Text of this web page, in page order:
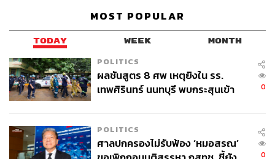
บุคลิกพระเอกของเรื่องที่ดูนิ่งลึก และความตึงเครียดสมฉายา
ยอน กลายเป็นเคมีแบบเสือสองตัวที่พร้อมจะขย้ำกันเอง เมื่อ
ตัวละครนี้เริ่ม “หลุดมาด” เพราะความปั่นป่วนของนางเอก จึง
กลายเป็นจุดขายที่ทำให้คนดูตกหลุมรักได้อย่างง่ายดาย
My Royal Nemesis ไม่ใช่แค่ซีรีส์คอเมดี้เบาสมองที่ดูผ่านๆ
ประวัติศาสตร์มาเขย่าใหม่ การเลือกใช้นักแสดงที่ถูกฝาถูกตัว
และการมอบบทบาทที่ส่งเสริมศักยภาพของอิมจียอนและฮ
MOST POPULAR
TODAY WEEK MONTH
POLITICS
ผลชันสูตร 8 ศพ เหตุยิงใน รร.
เทพศิรินทร์ นนทบุรี พบกระสุนเข้า
0
POLITICS
ศาลปกครองไม่รับฟ้อง ‘หมอสรณ’
0